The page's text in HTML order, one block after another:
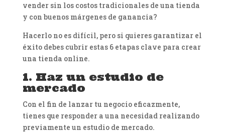
vender sin los costos tradicionales de una tienda
y con buenos márgenes de ganancia?
Hacerlo no es difícil, pero si quieres garantizar el
éxito debes cubrir estas 6 etapas clave para crear
una tienda online.
1. Haz un estudio de
mercado
Con el fin de lanzar tu negocio eficazmente,
tienes que responder a una necesidad realizando
previamente un estudio de mercado.